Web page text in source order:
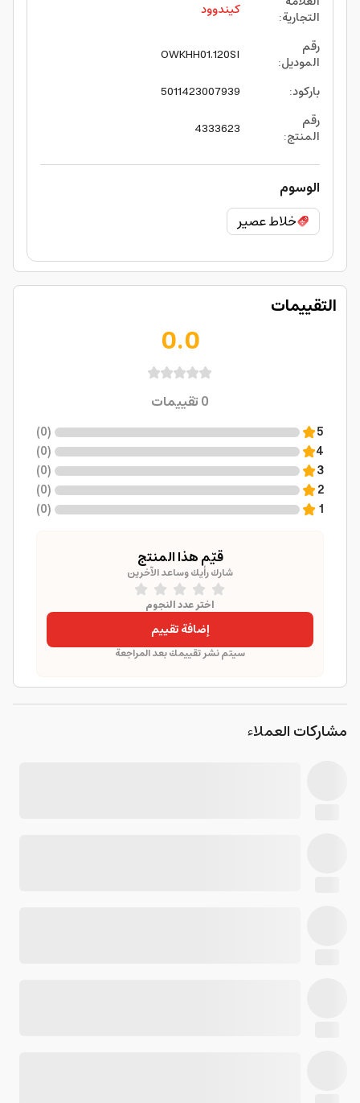
التجارية:
كيندوود
رقم
الموديل:
OWKHH01.120SI
باركود:
5011423007939
رقم
المنتج:
4333623
الوسوم
خلاط عصير
التقييمات
0.0
0تقييمات
5
(
0
)
4
(
0
)
3
(
0
)
2
(
0
)
1
(
0
)
قيّم هذا المنتج
شارك رأيك وساعد الآخرين
اختر عدد النجوم
إضافة تقييم
سيتم نشر تقييمك بعد المراجعة
مشاركات العملاء